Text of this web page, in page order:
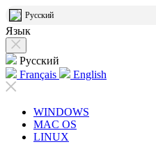
Русский
Язык
Русский
Français
English
WINDOWS
MAC OS
LINUX